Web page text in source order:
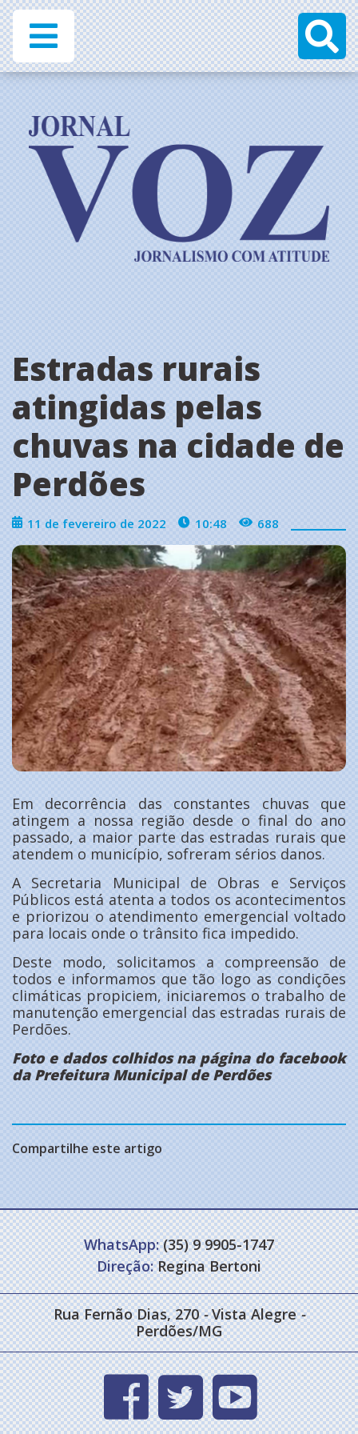
Estradas rurais
atingidas pelas
chuvas na cidade de
Perdões
11 de fevereiro de 2022 10:48 688
Em decorrência das constantes chuvas que
atingem a nossa região desde o final do ano
passado, a maior parte das estradas rurais que
atendem o município, sofreram sérios danos.
A Secretaria Municipal de Obras e Serviços
Públicos está atenta a todos os acontecimentos
e priorizou o atendimento emergencial voltado
para locais onde o trânsito fica impedido.
Deste modo, solicitamos a compreensão de
todos e informamos que tão logo as condições
climáticas propiciem, iniciaremos o trabalho de
manutenção emergencial das estradas rurais de
Perdões.
Foto e dados colhidos na página do facebook
da Prefeitura Municipal de Perdões
Compartilhe este artigo
WhatsApp:(35) 9 9905-1747
Direção:Regina Bertoni
Rua Fernão Dias, 270- Vista Alegre-
Perdões/MG